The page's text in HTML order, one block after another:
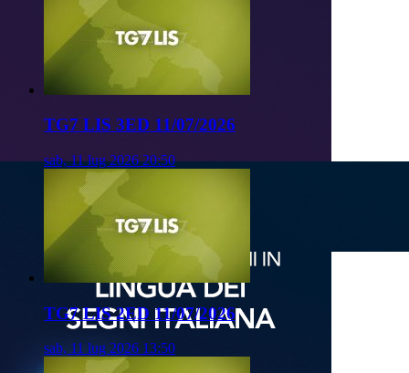
TG7 LIS 3ED 11/07/2026
sab, 11 lug 2026 20:50
TG7 LIS 2ED 11/07/2026
sab, 11 lug 2026 13:50